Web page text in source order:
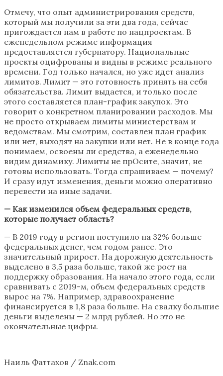
Отмечу, что опыт администрирования средств,
который мы получили за эти два года, сейчас
пригождается нам в работе по нацпроектам. В
еженедельном режиме информация
предоставляется губернатору. Национальные
проекты оцифрованы и видны в режиме реального
времени. Год только начался, но уже идет анализ
лимитов. Лимит — это готовность принять на себя
обязательства. Лимит выдается, и только после
этого составляется план-график закупок. Это
говорит о конкретном планировании расходов. Мы
не просто открываем лимиты министерствам и
ведомствам. Мы смотрим, составлен план график
или нет, выходят на закупки или нет. Не в конце года
понимаем, освоены ли средства, а еженедельно
видим динамику. Лимиты не прОсите, значит, не
готовы использовать. Тогда спрашиваем — почему?
И сразу идут изменения, деньги можно оперативно
перевести на иные задачи.
— Как изменился объем федеральных средств,
которые получает область?
— В 2019 году в регион поступило на 32% больше
федеральных денег, чем годом ранее. Это
значительный прирост. На дорожную деятельность
выделено в 3,5 раза больше, такой же рост на
поддержку образования. На начало этого года, если
сравнивать с 2019-м, объем федеральных средств
вырос на 7%. Например, здравоохранение
финансируется в 1,8 раза больше. На свалку большие
деньги выделены — 2 млрд рублей. Но это не
окончательные цифры.
Наиль Фаттахов / Znak.com